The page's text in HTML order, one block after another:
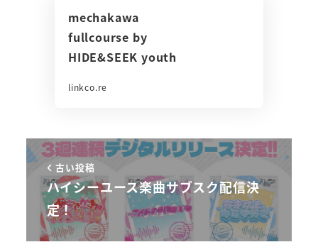
mechakawa
fullcourse by
HIDE&SEEK youth
linkco.re
古い投稿
ハイシーユース楽曲サブスク配信決
定！